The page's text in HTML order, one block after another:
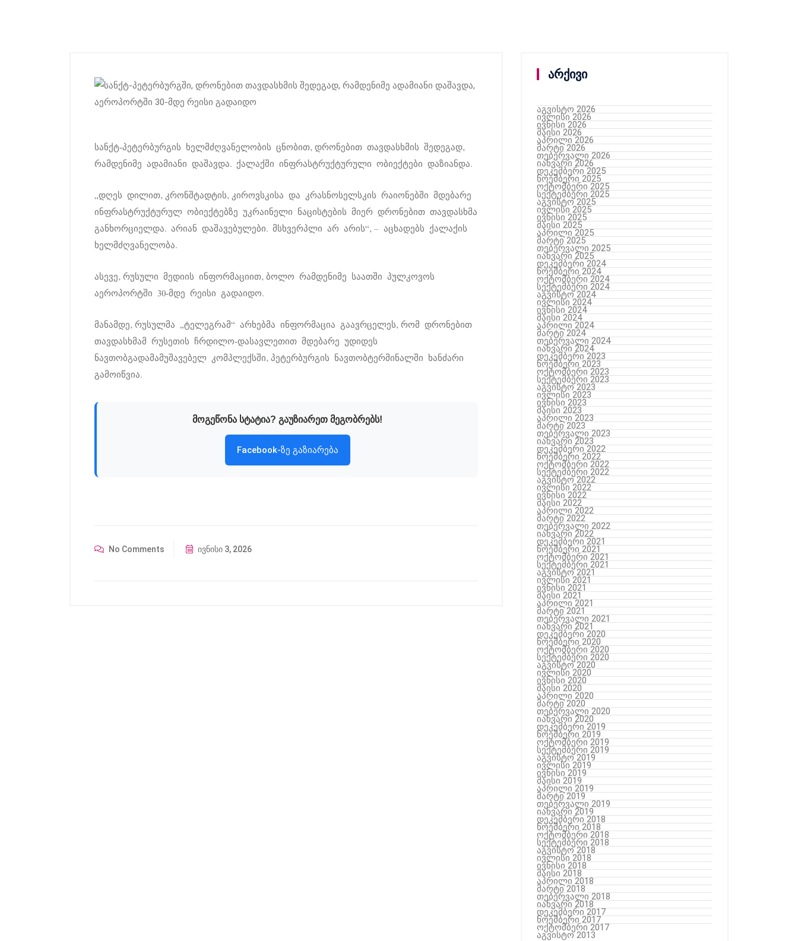
სანქტ-პეტერბურგის ხელმძღვანელობის ცნობით, დრონებით თავდასხმის შედეგად,
რამდენიმე ადამიანი დაშავდა. ქალაქში ინფრასტრუქტურული ობიექტები დაზიანდა.
„დღეს დილით, კრონშტადტის, კიროვსკისა და კრასნოსელსკის რაიონებში მდებარე
ინფრასტრუქტურულ ობიექტებზე უკრაინელი ნაცისტების მიერ დრონებით თავდასხმა
განხორციელდა. არიან დაშავებულები. მსხვერპლი არ არის“, – აცხადებს ქალაქის
ხელმძღვანელობა.
ასევე, რუსული მედიის ინფორმაციით, ბოლო რამდენიმე საათში პულკოვოს
აეროპორტში 30-მდე რეისი გადაიდო.
მანამდე, რუსულმა „ტელეგრამ“ არხებმა ინფორმაცია გაავრცელეს, რომ დრონებით
თავდასხმამ რუსეთის ჩრდილო-დასავლეთით მდებარე უდიდეს
ნავთობგადამამუშავებელ კომპლექსში, პეტერბურგის ნავთობტერმინალში ხანძარი
გამოიწვია.
მოგეწონა სტატია? გაუზიარეთ მეგობრებს!
Facebook-ზე გაზიარება
No Comments ივნისი 3, 2026
არქივი
აგვისტო 2026
ივლისი 2026
ივნისი 2026
მაისი 2026
აპრილი 2026
მარტი 2026
თებერვალი 2026
იანვარი 2026
დეკემბერი 2025
ნოემბერი 2025
ოქტომბერი 2025
სექტემბერი 2025
აგვისტო 2025
ივლისი 2025
ივნისი 2025
მაისი 2025
აპრილი 2025
მარტი 2025
თებერვალი 2025
იანვარი 2025
დეკემბერი 2024
ნოემბერი 2024
ოქტომბერი 2024
სექტემბერი 2024
აგვისტო 2024
ივლისი 2024
ივნისი 2024
მაისი 2024
აპრილი 2024
მარტი 2024
თებერვალი 2024
იანვარი 2024
დეკემბერი 2023
ნოემბერი 2023
ოქტომბერი 2023
სექტემბერი 2023
აგვისტო 2023
ივლისი 2023
ივნისი 2023
მაისი 2023
აპრილი 2023
მარტი 2023
თებერვალი 2023
იანვარი 2023
დეკემბერი 2022
ნოემბერი 2022
ოქტომბერი 2022
სექტემბერი 2022
აგვისტო 2022
ივლისი 2022
ივნისი 2022
მაისი 2022
აპრილი 2022
მარტი 2022
თებერვალი 2022
იანვარი 2022
დეკემბერი 2021
ნოემბერი 2021
ოქტომბერი 2021
სექტემბერი 2021
აგვისტო 2021
ივლისი 2021
ივნისი 2021
მაისი 2021
აპრილი 2021
მარტი 2021
თებერვალი 2021
იანვარი 2021
დეკემბერი 2020
ნოემბერი 2020
ოქტომბერი 2020
სექტემბერი 2020
აგვისტო 2020
ივლისი 2020
ივნისი 2020
მაისი 2020
აპრილი 2020
მარტი 2020
თებერვალი 2020
იანვარი 2020
დეკემბერი 2019
ნოემბერი 2019
ოქტომბერი 2019
სექტემბერი 2019
აგვისტო 2019
ივლისი 2019
ივნისი 2019
მაისი 2019
აპრილი 2019
მარტი 2019
თებერვალი 2019
იანვარი 2019
დეკემბერი 2018
ნოემბერი 2018
ოქტომბერი 2018
სექტემბერი 2018
აგვისტო 2018
ივლისი 2018
ივნისი 2018
მაისი 2018
აპრილი 2018
მარტი 2018
თებერვალი 2018
იანვარი 2018
დეკემბერი 2017
ნოემბერი 2017
ოქტომბერი 2017
აგვისტო 2013